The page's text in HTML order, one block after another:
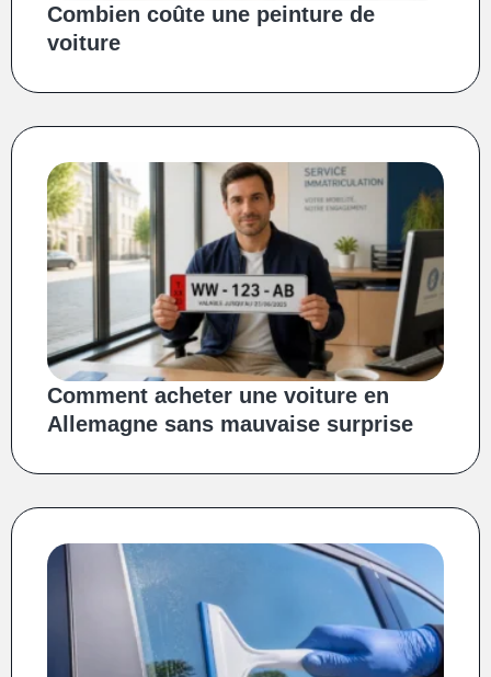
Combien coûte une peinture de
voiture
Comment acheter une voiture en
Allemagne sans mauvaise surprise